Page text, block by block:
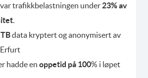
trafikkbelastningen under 23% av
.
data kryptert og anonymisert av
hadde en oppetid på 100% i løpet